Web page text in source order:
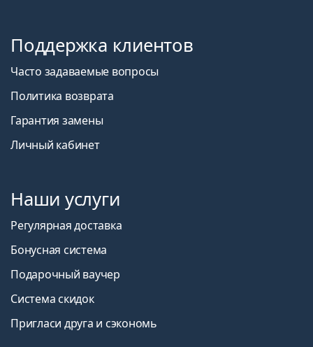
Поддержка клиентов
Часто задаваемые вопросы
Политика возврата
Гарантия замены
Личный кабинет
Наши услуги
Регулярная доставка
Бонусная система
Подарочный ваучер
Система скидок
Пригласи друга и сэкономь